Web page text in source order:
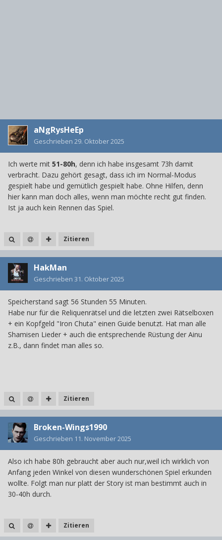
aNgRysHeEp
Geschrieben 29. Oktober 2025
Ich werte mit 51-80h, denn ich habe insgesamt 73h damit
verbracht. Dazu gehört gesagt, dass ich im Normal-Modus
gespielt habe und gemütlich gespielt habe. Ohne Hilfen, denn
hier kann man doch alles, wenn man möchte recht gut finden.
Ist ja auch kein Rennen das Spiel.
Zitieren
HakMan
Geschrieben 31. Oktober 2025
Speicherstand sagt 56 Stunden 55 Minuten.
Habe nur für die Reliquenrätsel und die letzten zwei Rätselboxen
+ ein Kopfgeld "Iron Chuta" einen Guide benutzt. Hat man alle
Shamisen Lieder + auch die entsprechende Rüstung der Ainu
z.B., dann findet man alles so.
Zitieren
Broken-Wings1990
Geschrieben 11. November 2025
Also ich habe 80h gebraucht aber auch nur,weil ich wirklich von
Anfang jeden Winkel von diesen wunderschönen Spiel erkunden
wollte. Folgt man nur platt der Story ist man bestimmt auch in
30-40h durch.
Zitieren